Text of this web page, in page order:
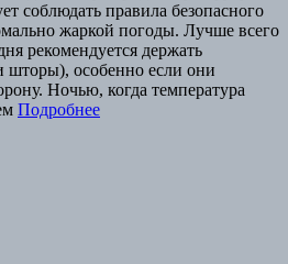
соблюдать правила безопасного
жаркой погоды. Лучше всего
рекомендуется держать
шторы), особенно если они
Ночью, когда температура
Подробнее